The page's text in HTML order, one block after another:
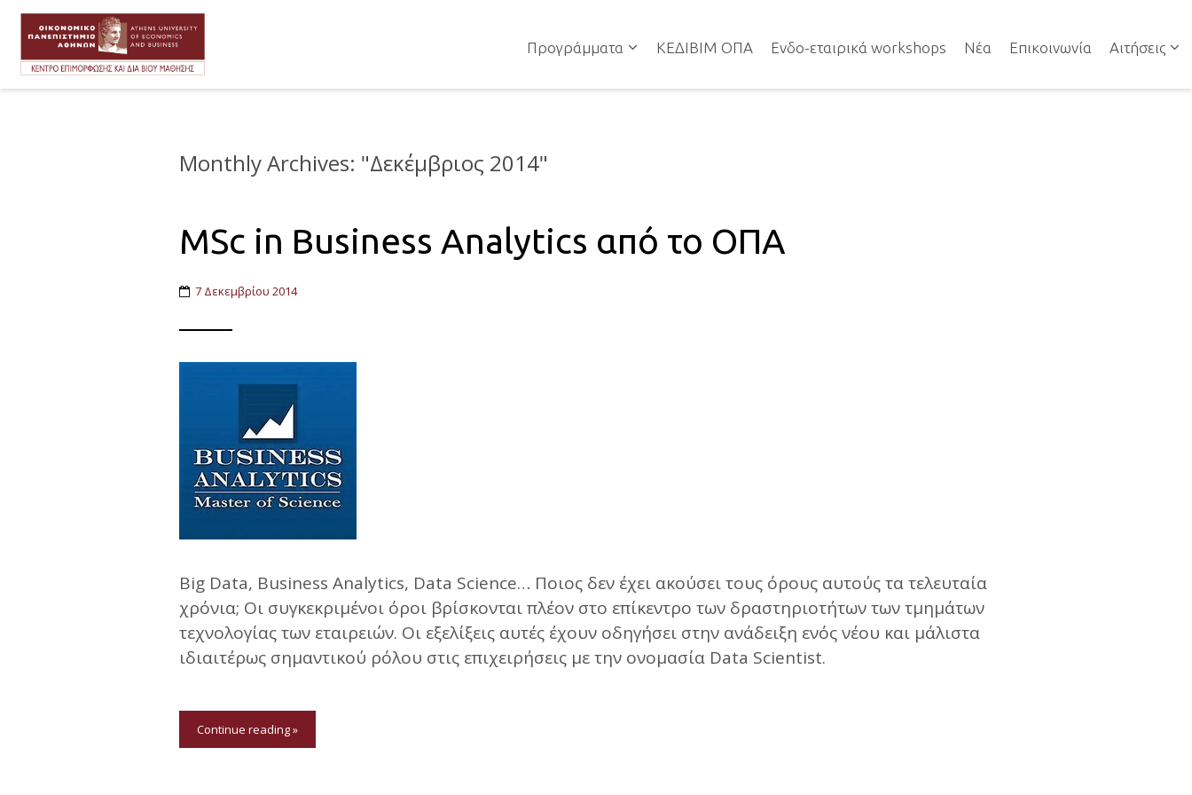
Προγράμματα ΚΕΔΙΒΙΜ ΟΠΑ Ενδο-εταιρικά workshops Νέα Επικοινωνία Αιτήσεις
Monthly Archives: "Δεκέμβριος 2014"
MSc in Business Analytics από το ΟΠΑ
7 Δεκεμβρίου 2014
Big Data, Business Analytics, Data Science… Ποιος δεν έχει ακούσει τους όρους αυτούς τα τελευταία
χρόνια; Oι συγκεκριμένοι όροι βρίσκονται πλέον στο επίκεντρο των δραστηριοτήτων των τμημάτων
τεχνολογίας των εταιρειών. Οι εξελίξεις αυτές έχουν οδηγήσει στην ανάδειξη ενός νέου και μάλιστα
ιδιαιτέρως σημαντικού ρόλου στις επιχειρήσεις με την ονομασία Data Scientist.
Continue reading »